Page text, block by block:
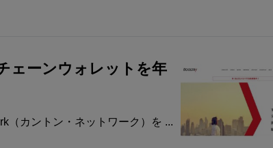
ェーンウォレットを年
（カントン・ネットワーク）を ...